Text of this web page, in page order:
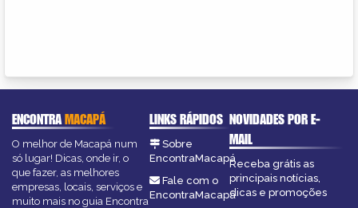
ENCONTRAMACAPÁ
O melhor de Macapá num
só lugar! Dicas, onde ir, o
que fazer, as melhores
empresas, locais, serviços e
muito mais no guia Encontra
LINKS RÁPIDOS
Sobre
EncontraMacapá
Fale com o
EncontraMacapá
NOVIDADES POR E-
MAIL
Receba grátis as
principais notícias,
dicas e promoções